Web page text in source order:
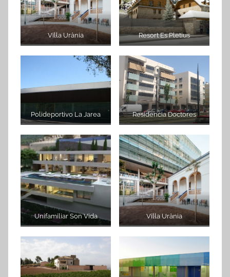
Vil·la Urània Resort Es Pletius
Polideportivo La Jarea Residencia Doctores
Unifamiliar Son Vida Vil·la Urània